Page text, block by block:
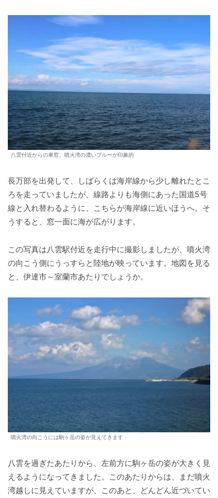
八雲付近からの車窓、噴火湾の濃いブルーが印象的
長万部を出発して、しばらくは海岸線から少し離れたとこ
ろを走っていましたが、線路よりも海側にあった国道5号
線と入れ替わるように、こちらが海岸線に近いほうへ。そ
うすると、窓一面に海が広がります。
この写真は八雲駅付近を走行中に撮影しましたが、噴火湾
の向こう側にうっすらと陸地が映っています。地図を見る
と、伊達市～室蘭市あたりでしょうか。
噴火湾の向こうには駒ヶ岳の姿が見えてきます
八雲を過ぎたあたりから、左前方に駒ヶ岳の姿が大きく見
えるようになってきました。このあたりからは、まだ噴火
湾越しに見えていますが、このあと、どんどん近づいてい